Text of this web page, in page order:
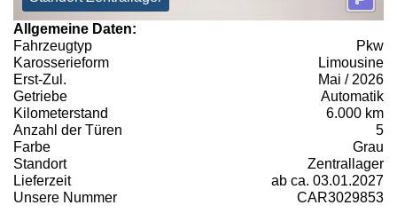
Allgemeine Daten:
Fahrzeugtyp
Pkw
Karosserieform
Limousine
Erst-Zul.
Mai / 2026
Getriebe
Automatik
Kilometerstand
6.000 km
Anzahl der Türen
5
Farbe
Grau
Standort
Zentrallager
Lieferzeit
ab ca. 03.01.2027
Unsere Nummer
CAR3029853